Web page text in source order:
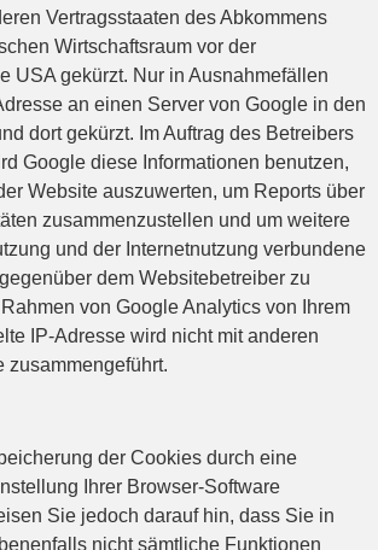
Vertragsstaaten des Abkommens
Wirtschaftsraum vor der
USA gekürzt. Nur in Ausnahmefällen
an einen Server von Google in den
dort gekürzt. Im Auftrag des Betreibers
Google diese Informationen benutzen,
Website auszuwerten, um Reports über
zusammenzustellen und um weitere
und der Internetnutzung verbundene
dem Websitebetreiber zu
von Google Analytics von Ihrem
IP-Adresse wird nicht mit anderen
zusammengeführt.
der Cookies durch eine
Ihrer Browser-Software
Sie jedoch darauf hin, dass Sie in
nicht sämtliche Funktionen